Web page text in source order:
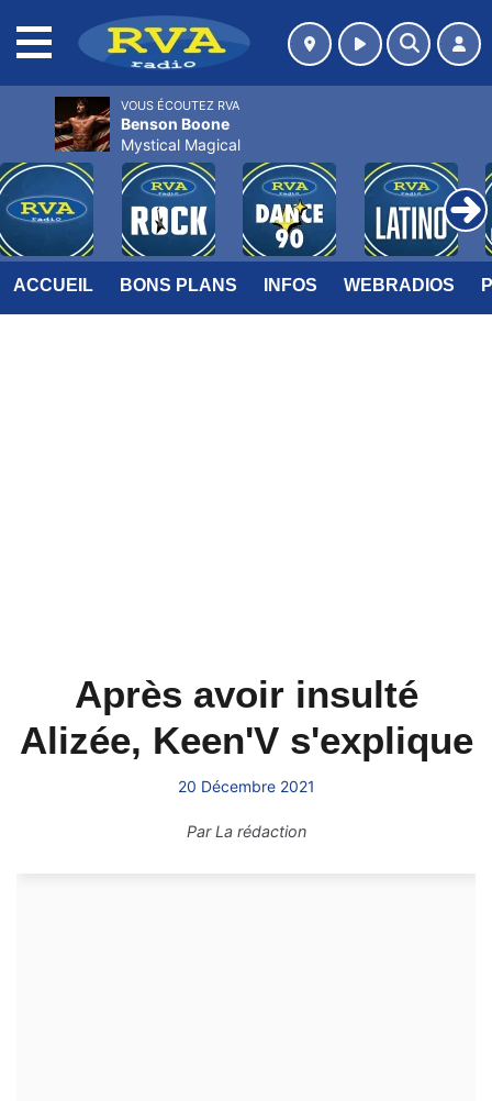
ACCUEIL BONS PLANS INFOS WEBRADIOS
Après avoir insulté
Alizée, Keen'V s'explique
20 Décembre 2021
ParLa rédaction
VOUS ÉCOUTEZ RVA
Benson Boone
Mystical Magical